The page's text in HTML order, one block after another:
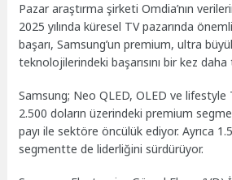
Pazar araştırma şirketi Omdia’nın
2025 yılında küresel TV pazarında
başarı, Samsung’un premium, ultra
teknolojilerindeki başarısını bir kez
Samsung; Neo QLED, OLED ve lifestyle
2.500 doların üzerindeki premium
payı ile sektöre öncülük ediyor. Ayrıca
segmentte de liderliğini sürdürüyor.